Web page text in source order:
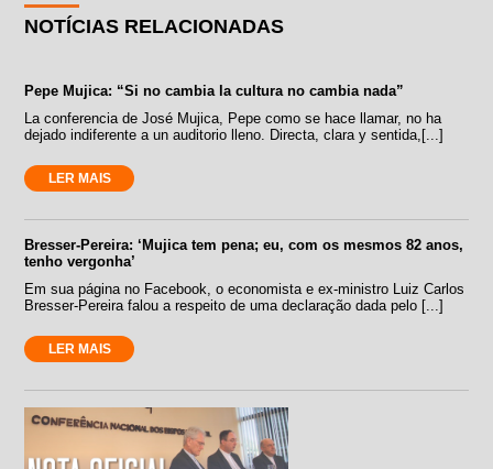
NOTÍCIAS RELACIONADAS
Pepe Mujica: “Si no cambia la cultura no cambia nada”
La conferencia de José Mujica, Pepe como se hace llamar, no ha
dejado indiferente a un auditorio lleno. Directa, clara y sentida,[...]
LER MAIS
Bresser-Pereira: ‘Mujica tem pena; eu, com os mesmos 82 anos,
tenho vergonha’
Em sua página no Facebook, o economista e ex-ministro Luiz Carlos
Bresser-Pereira falou a respeito de uma declaração dada pelo [...]
LER MAIS